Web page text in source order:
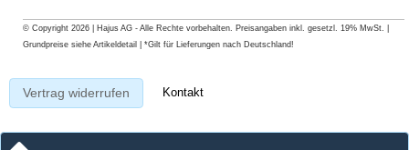
© Copyright 2026 | Hajus AG - Alle Rechte vorbehalten. Preisangaben inkl. gesetzl. 19% MwSt. |
Grundpreise siehe Artikeldetail | *Gilt für Lieferungen nach Deutschland!
Vertrag widerrufen Kontakt